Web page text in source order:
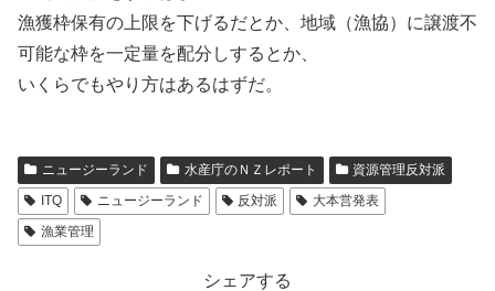
漁獲枠保有の上限を下げるだとか、地域（漁協）に譲渡不
可能な枠を一定量を配分しするとか、
いくらでもやり方はあるはずだ。
ニュージーランド 水産庁のＮＺレポート
資源管理反対派
ITQ
ニュージーランド 反対派
大本営発表
漁業管理
シェアする